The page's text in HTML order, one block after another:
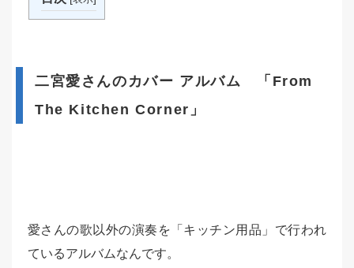
二宮愛さんのカバー アルバム 「From
The Kitchen Corner」
愛さんの歌以外の演奏を「キッチン用品」で行われ
ているアルバムなんです。